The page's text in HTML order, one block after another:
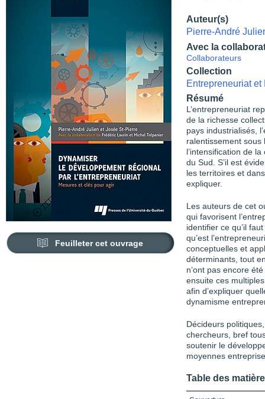
Feuilleter cet ouvrage
Auteur(s)
Pierre-André
Avec la
Collaborateurs
Collection
Entrepreneuriat et
Résumé
L’entrepreneuriat
de la richesse
pays industrialisés,
ralentissement sous
l’intensification de
du Sud. S’il est
les territoires et
expliquer.
Les auteurs de cet
qui favorisent
identifier ce qu’il
qu’est
conceptuelles et
déterminants, tout
n’ont pas encore
ensuite ces
afin d’expliquer
dynamisme
Décideurs
chercheurs, bref
soutenir le
moyennes en
Table des